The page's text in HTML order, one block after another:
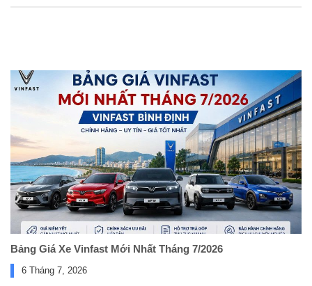
Bảng Giá Xe Vinfast Mới Nhất Tháng 7/2026
6 Tháng 7, 2026